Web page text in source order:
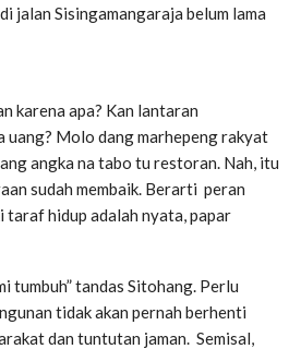
jalan Sisingamangaraja belum lama
karena apa? Kan lantaran
uang? Molo dang marhepeng rakyat
angka na tabo tu restoran. Nah, itu
sudah membaik. Berarti peran
taraf hidup adalah nyata, papar
tumbuh” tandas Sitohang. Perlu
tidak akan pernah berhenti
dan tuntutan jaman. Semisal,